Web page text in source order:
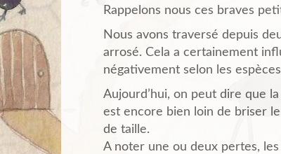
Rappelons nous ces braves
Nous avons traversé depuis
arrosé. Cela a certainement
négativement selon les
Aujourd’hui, on peut dire que
est encore bien loin de briser
de taille.
A noter une ou deux pertes,